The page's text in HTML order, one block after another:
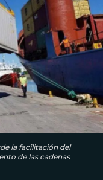
la facilitación del
de las cadenas